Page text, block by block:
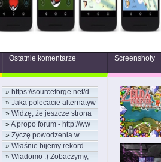
Ostatnie komentarze Screenshoty
» https://sourceforge.net/d
» Jaka polecacie alternatyw
» Widzę, że jeszcze strona
»A propo forum - http://ww
» Życzę powodzenia w
nowym
» Właśnie bijemy rekord
kom
» Wiadomo :) Zobaczymy,